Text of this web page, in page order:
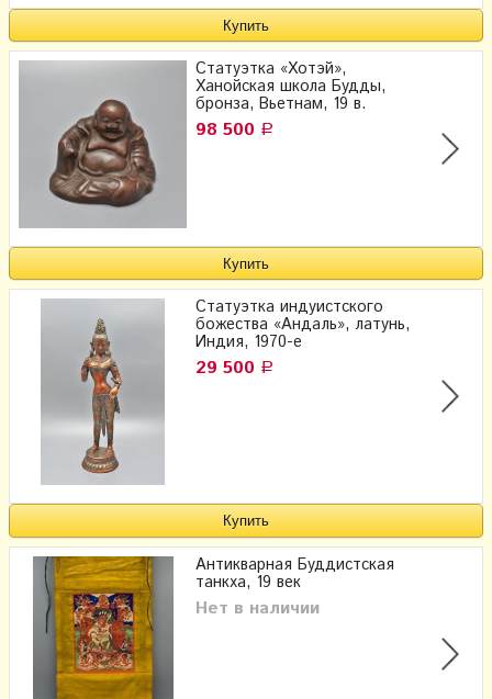
Статуэтка «Хотэй»,
Ханойская школа Будды,
бронза, Вьетнам, 19 в.
98 500 Р
Статуэтка индуистского
божества «Андаль​», латунь,
Индия, 1970-е
29 500 Р
Антикварная Буддистская
танкха, 19 век
Нет в наличии